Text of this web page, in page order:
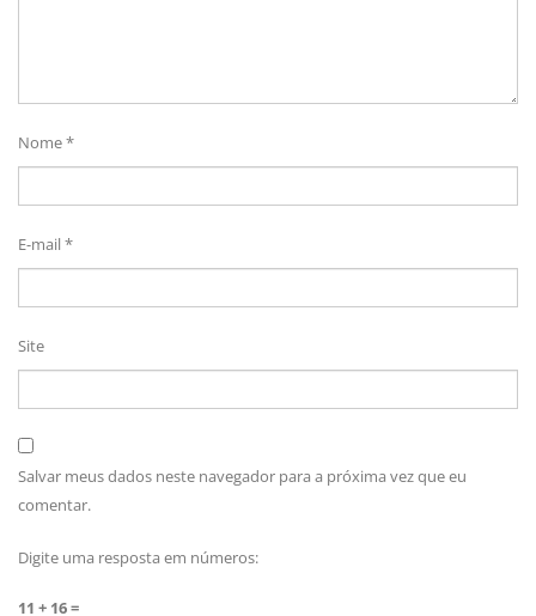
Nome*
E-mail*
Site
Salvar meus dados neste navegador para a próxima vez que eu
comentar.
Digite uma resposta em números:
11 + 16 =